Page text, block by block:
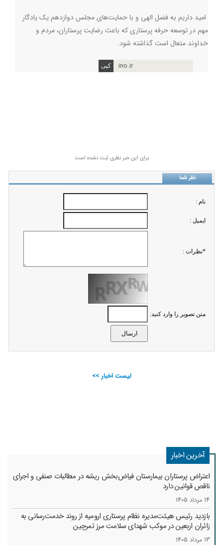
امید داریم به فضل الهی و با حمایت‌های مجلس دوازدهم یک یادگار
مهم در توسعه حرفه پرستاری که باعث رضایت پرستاران، مردم و
خداوند متعال است گذاشته شود.
ino.ir
برای این خبر نظری ثبت نشده است
نظر شما
نام :
ايميل :
*نظرات :
متن تصویر را وارد کنید:
لیست اخبار >>
آخرین اخبار
اعتراض پرستاران بیمارستان فیاض‌بخش ریشه در مطالبات صنفی و اجرای
ناقص قوانین دارد
14 مرداد 1405
بازدید رئیس هیئت‌مدیره نظام پرستاری ارومیه از روند خدمت‌رسانی به
زائران اربعین در موکب شهدای سلامت مرز تمرچین
13 مرداد 1405